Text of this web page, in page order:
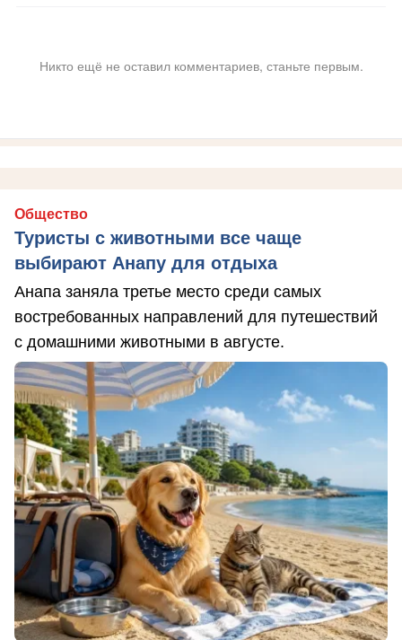
Никто ещё не оставил комментариев, станьте первым.
Общество
Туристы с животными все чаще
выбирают Анапу для отдыха
Анапа заняла третье место среди самых
востребованных направлений для путешествий
с домашними животными в августе.